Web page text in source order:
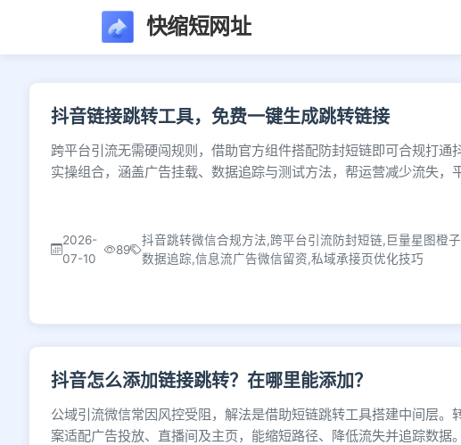
快缩短网址
文章列表 - 第655页 - 快
抖音链接跳转工具，免费一键生成跳转链接
跨平台引流无需硬闯规则，借助官方组件搭配防封短链即可合规打
实操组合，涵盖广告挂载、数据追踪与测试方法，帮运营减少流失，
2026-
07-10
89
抖音跳转微信合规方法,跨平台引流防封短链,巨量星图橙
数据追踪,信息流广告微信留资,私域承接页优化技巧
抖音怎么添加链接跳转？在哪里能添加？
公域引流微信常因风控受阻，解法是借助短链跳转工具搭建中间层
案适配广告投放、直播间及主页，能缩短路径、降低流失并追踪数